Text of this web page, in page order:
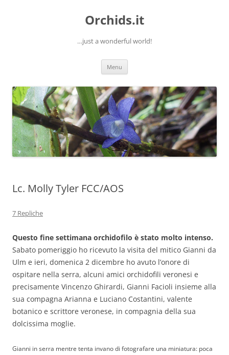
Orchids.it
…just a wonderful world!
Menu
Lc. Molly Tyler FCC/AOS
7 Repliche
Questo fine settimana orchidofilo è stato molto intenso.
Sabato pomeriggio ho ricevuto la visita del mitico Gianni da
Ulm e ieri, domenica 2 dicembre ho avuto l’onore di
ospitare nella serra, alcuni amici orchidofili veronesi e
precisamente Vincenzo Ghirardi, Gianni Facioli insieme alla
sua compagna Arianna e Luciano Costantini, valente
botanico e scrittore veronese, in compagnia della sua
dolcissima moglie.
Gianni in serra mentre tenta invano di fotografare una miniatura: poca